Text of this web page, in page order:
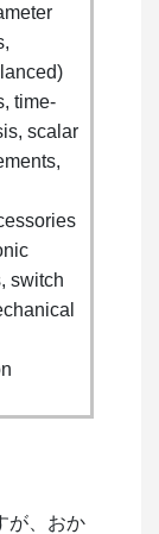
time-
scalar
switch
が、おか